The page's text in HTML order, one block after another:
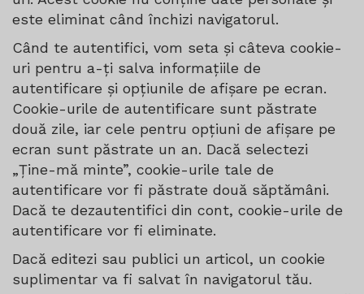
este eliminat când închizi navigatorul.
Când te autentifici, vom seta și câteva cookie-
uri pentru a-ți salva informațiile de
autentificare și opțiunile de afișare pe ecran.
Cookie-urile de autentificare sunt păstrate
două zile, iar cele pentru opțiuni de afișare pe
ecran sunt păstrate un an. Dacă selectezi
„Ține-mă minte”, cookie-urile tale de
autentificare vor fi păstrate două săptămâni.
Dacă te dezautentifici din cont, cookie-urile de
autentificare vor fi eliminate.
Dacă editezi sau publici un articol, un cookie
suplimentar va fi salvat în navigatorul tău.